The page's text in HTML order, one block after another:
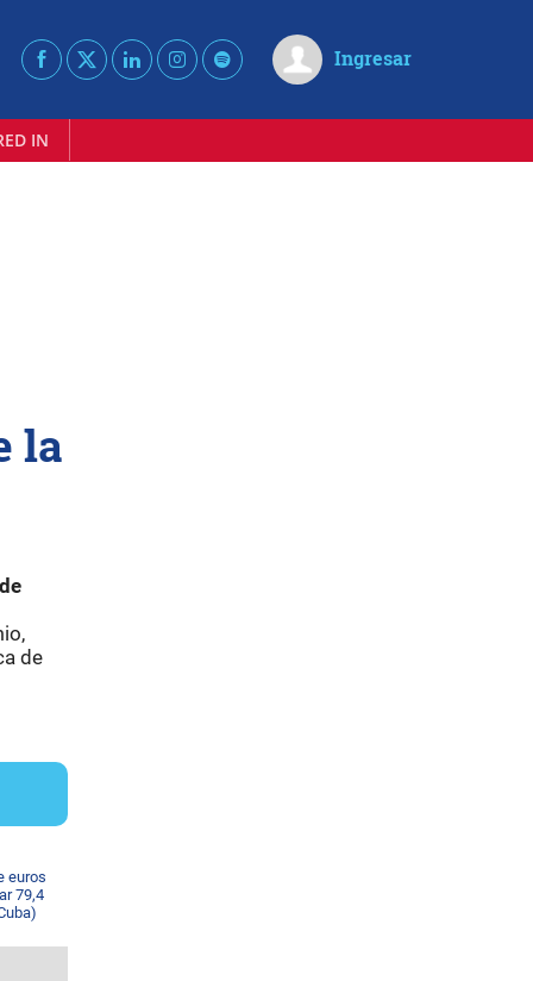
Ingresar
IN
la
de
euros
79,4